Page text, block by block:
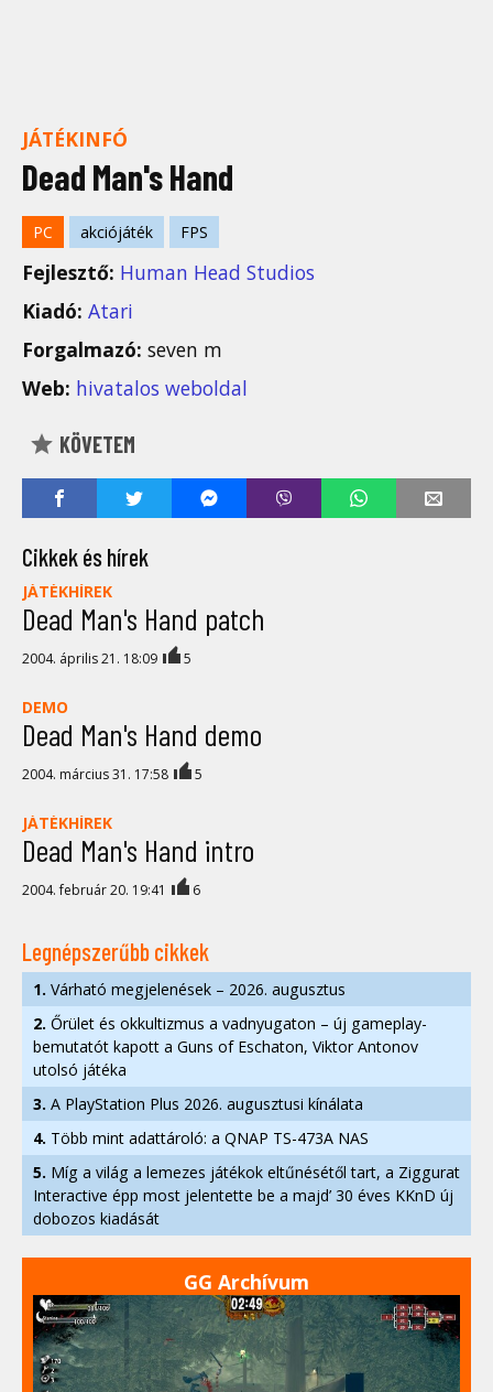
JÁTÉKINFÓ
Dead Man's Hand
PC akciójáték FPS
Fejlesztő: Human Head Studios
Kiadó: Atari
Forgalmazó: seven m
Web: hivatalos weboldal
KÖVETEM
Cikkek és hírek
JÁTÉKHÍREK
Dead Man's Hand patch
2004. április 21. 18:09 5
DEMO
Dead Man's Hand demo
2004. március 31. 17:58 5
JÁTÉKHÍREK
Dead Man's Hand intro
2004. február 20. 19:41 6
Legnépszerűbb cikkek
1. Várható megjelenések – 2026. augusztus
2. Őrület és okkultizmus a vadnyugaton – új gameplay-
bemutatót kapott a Guns of Eschaton, Viktor Antonov
utolsó játéka
3. A PlayStation Plus 2026. augusztusi kínálata
4. Több mint adattároló: a QNAP TS-473A NAS
5. Míg a világ a lemezes játékok eltűnésétől tart, a Ziggurat
Interactive épp most jelentette be a majd’ 30 éves KKnD új
dobozos kiadását
GG Archívum